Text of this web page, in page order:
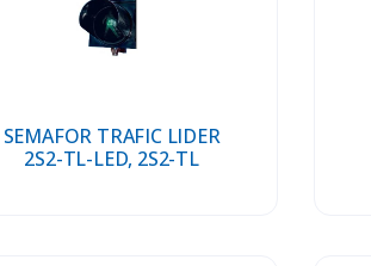
SEMAFOR TRAFIC LIDER
2S2-TL-LED, 2S2-TL